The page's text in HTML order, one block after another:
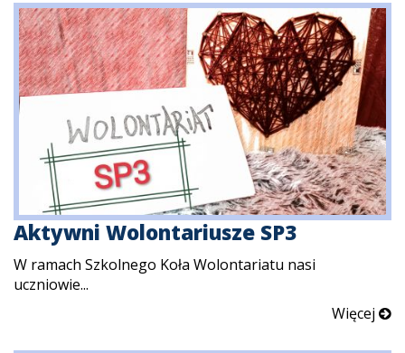
Aktywni Wolontariusze SP3
W ramach Szkolnego Koła Wolontariatu nasi
uczniowie...
Więcej